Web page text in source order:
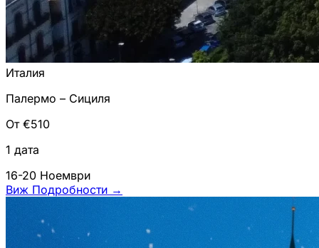
Италия
Палермо – Сициля
От €510
1 дата
16-20 Ноември
Виж Подробности →